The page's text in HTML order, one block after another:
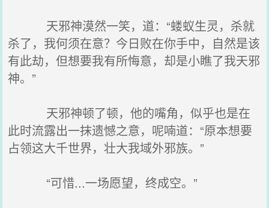
天邪神漠然一笑，道：“蝼蚁生灵，杀就
杀了，我何须在意？今日败在你手中，自然是该
有此劫，但想要我有所悔意，却是小瞧了我天邪
神。”
天邪神顿了顿，他的嘴角，似乎也是在
此时流露出一抹遗憾之意，呢喃道：“原本想要
占领这大千世界，壮大我域外邪族。”
“可惜...一场愿望，终成空。”